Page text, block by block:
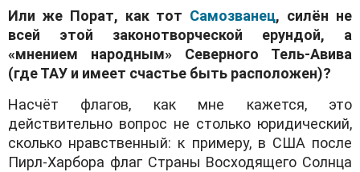
Или же Порат, как тот Самозванец, силён не
всей этой законотворческой ерундой, а
«мнением народным» Северного Тель-Авива
(где ТАУ и имеет счастье быть расположен)?
Насчёт флагов, как мне кажется, это
действительно вопрос не столько юридический,
сколько нравственный: к примеру, в США после
Пирл-Харбора флаг Страны Восходящего Солнца